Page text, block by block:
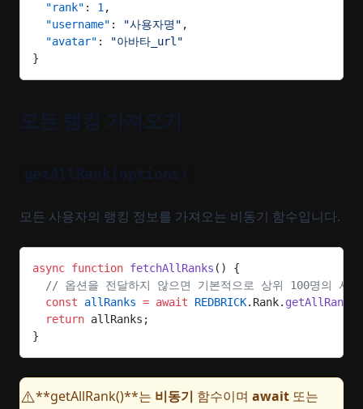
  "rank"
: 1,
  "username"
: "사용자명" ,
  "avatar"
:
"아바타_url"
}
모든 랭킹 가져오기
getAllRank(options)
모든 사용자의 랭킹 정보를 가져오는 비동기 함수입니다.
async function fetchAllRanks () {
// 옵션을 전달하지 않으면 기본적으로 상위 100명의 사
  const
allRanks = await REDBRICK.Rank. getAllRank
  return
allRanks;
}
⚠️**getAllRank()**는 비동기 함수이며 await 또는